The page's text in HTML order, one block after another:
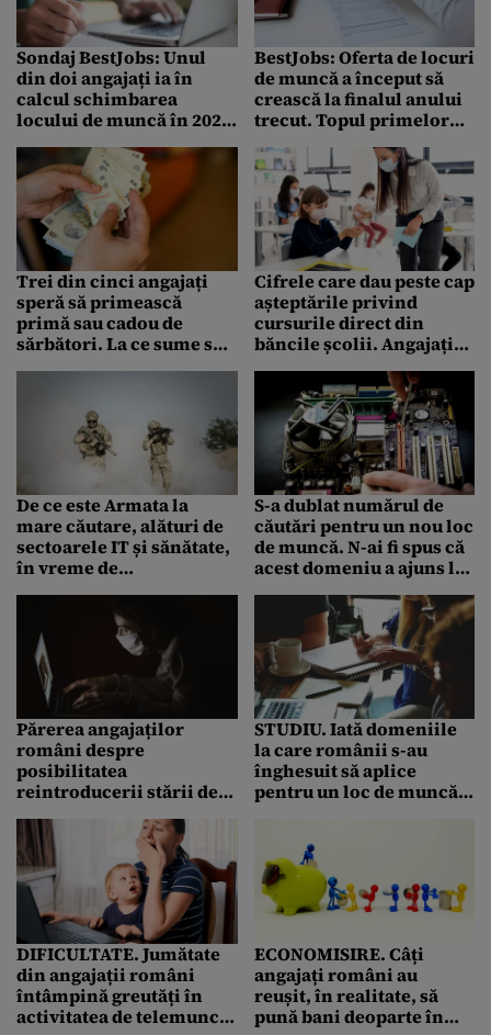
Sondaj BestJobs: Unul
din doi angajați ia în
calcul schimbarea
locului de muncă în 2021.
motive
BestJobs: Oferta de locuri
de muncă a început să
crească la finalul anului
trecut. Topul primelor
2021
Trei din cinci angajați
speră să primească
primă sau cadou de
sărbători. La ce sume se
Cifrele care dau peste cap
așteptările privind
cursurile direct din
băncile școlii. Angajații
De ce este Armata la
mare căutare, alături de
sectoarele IT și sănătate,
în vreme de
S-a dublat numărul de
căutări pentru un nou loc
de muncă. N-ai fi spus că
acest domeniu a ajuns la
Părerea angajaților
români despre
posibilitatea
reintroducerii stării de
urgență
STUDIU. Iată domeniile
la care românii s-au
înghesuit să aplice
pentru un loc de muncă.
căutărilor pe Internet
DIFICULTATE. Jumătate
din angajații români
întâmpină greutăți în
activitatea de telemuncă.
ECONOMISIRE. Câți
angajați români au
reușit, în realitate, să
pună bani deoparte în